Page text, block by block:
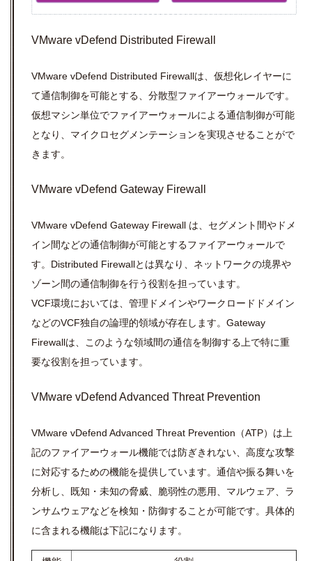
VMware vDefend Distributed Firewall
VMware vDefend Distributed Firewallは、仮想化レイヤーに
て通信制御を可能とする、分散型ファイアーウォールです。
仮想マシン単位でファイアーウォールによる通信制御が可能
となり、マイクロセグメンテーションを実現させることがで
きます。
VMware vDefend Gateway Firewall
VMware vDefend Gateway Firewall は、セグメント間やドメ
イン間などの通信制御が可能とするファイアーウォールで
す。Distributed Firewallとは異なり、ネットワークの境界や
ゾーン間の通信制御を行う役割を担っています。
VCF環境においては、管理ドメインやワークロードドメイン
などのVCF独自の論理的領域が存在します。Gateway
Firewallは、このような領域間の通信を制御する上で特に重
要な役割を担っています。
VMware vDefend Advanced Threat Prevention
VMware vDefend Advanced Threat Prevention（ATP）は上
記のファイアーウォール機能では防ぎきれない、高度な攻撃
に対応するための機能を提供しています。通信や振る舞いを
分析し、既知・未知の脅威、脆弱性の悪用、マルウェア、ラ
ンサムウェアなどを検知・防御することが可能です。具体的
に含まれる機能は下記になります。